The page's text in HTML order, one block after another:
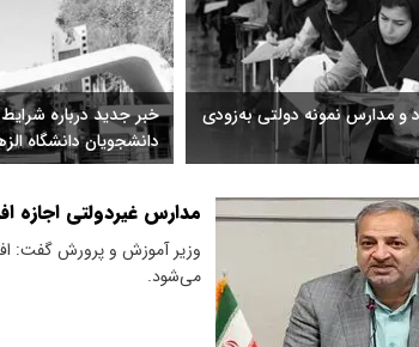
و مدارس نمونه دولتی به‌زودی
خبر جدید درباره
دانشجویان دانشگاه
مدارس غیردولتی اجازه
وزیر آموزش و پرورش گفت:
می‌شود.